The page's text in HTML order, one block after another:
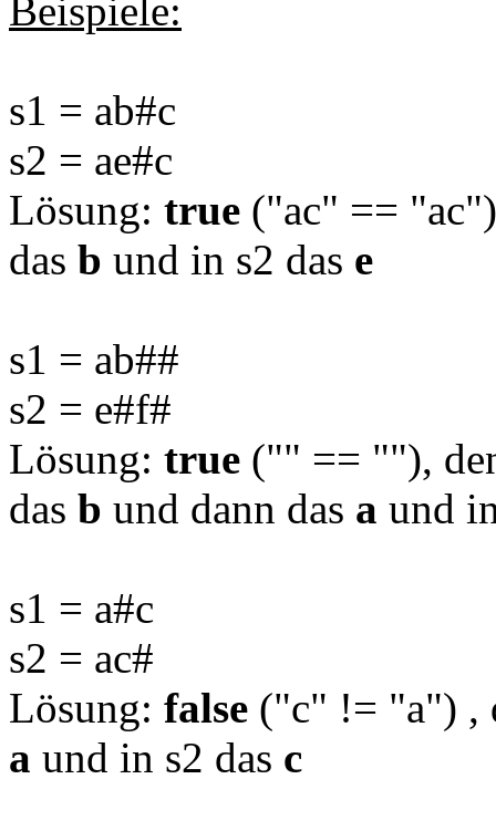
Beispiele:
s1 = ab#c
s2 = ae#c
Lösung: true ("ac" ==
das b und in s2 das e
s1 = ab##
s2 = e#f#
Lösung: true ("" == ""),
das b und dann das a und
s1 = a#c
s2 = ac#
Lösung: false ("c" != "a") ,
a und in s2 das c